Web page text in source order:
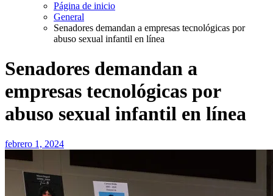
Página de inicio
General
Senadores demandan a empresas tecnológicas por
abuso sexual infantil en línea
Senadores demandan a
empresas tecnológicas por
abuso sexual infantil en línea
febrero 1, 2024